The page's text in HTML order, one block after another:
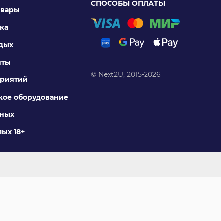
оборудование
18+
СПОСОБЫ ОПЛАТЫ
© Next2U, 2015-2026